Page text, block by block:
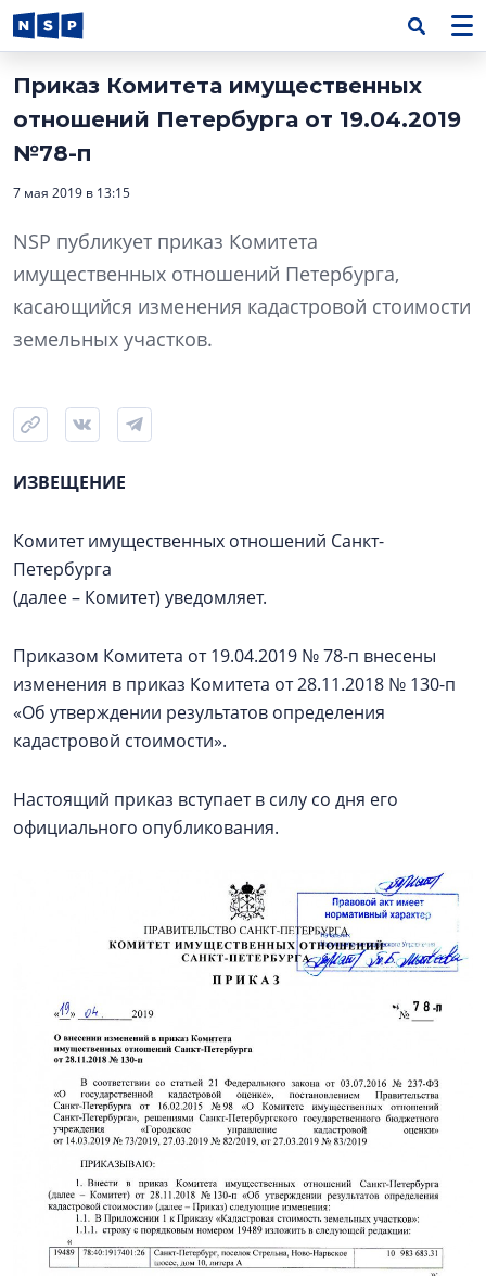
Приказ Комитета имущественных
отношений Петербурга от 19.04.2019
№78-п
7 мая 2019 в 13:15
NSP публикует приказ Комитета
имущественных отношений Петербурга,
касающийся изменения кадастровой стоимости
земельных участков.
ИЗВЕЩЕНИЕ
Комитет имущественных отношений Санкт-
Петербурга
(далее – Комитет) уведомляет.
Приказом Комитета от 19.04.2019 № 78-п внесены
изменения в приказ Комитета от 28.11.2018 № 130-п
«Об утверждении результатов определения
кадастровой стоимости».
Настоящий приказ вступает в силу со дня его
официального опубликования.